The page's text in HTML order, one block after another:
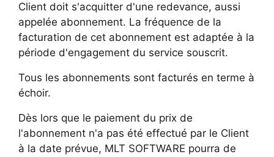
Client doit s'acquitter d'une redevance, aussi
appelée abonnement. La fréquence de la
facturation de cet abonnement est adaptée à la
période d'engagement du service souscrit.
Tous les abonnements sont facturés en terme à
échoir.
Dès lors que le paiement du prix de
l'abonnement n'a pas été effectué par le Client
à la date prévue, MLT SOFTWARE pourra de